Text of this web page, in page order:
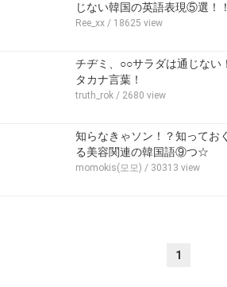
じない韓国の英語表現⑤選！！
Ree_xx / 18625 view
チヂミ、○○サラダは通じない
タカナ言葉！
truth_rok / 2680 view
知らなきゃソン！？知ってお
る美容関連の韓国語⑨つ☆
momokis(모모) / 30313 view
1